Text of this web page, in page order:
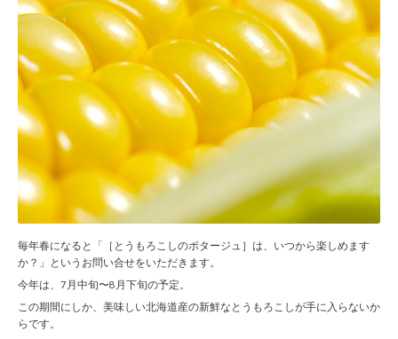
毎年春になると「［とうもろこしのポタージュ］は、いつから楽しめます
か？」というお問い合せをいただきます。
今年は、7月中旬〜8月下旬の予定。
この期間にしか、美味しい北海道産の新鮮なとうもろこしが手に入らないか
らです。